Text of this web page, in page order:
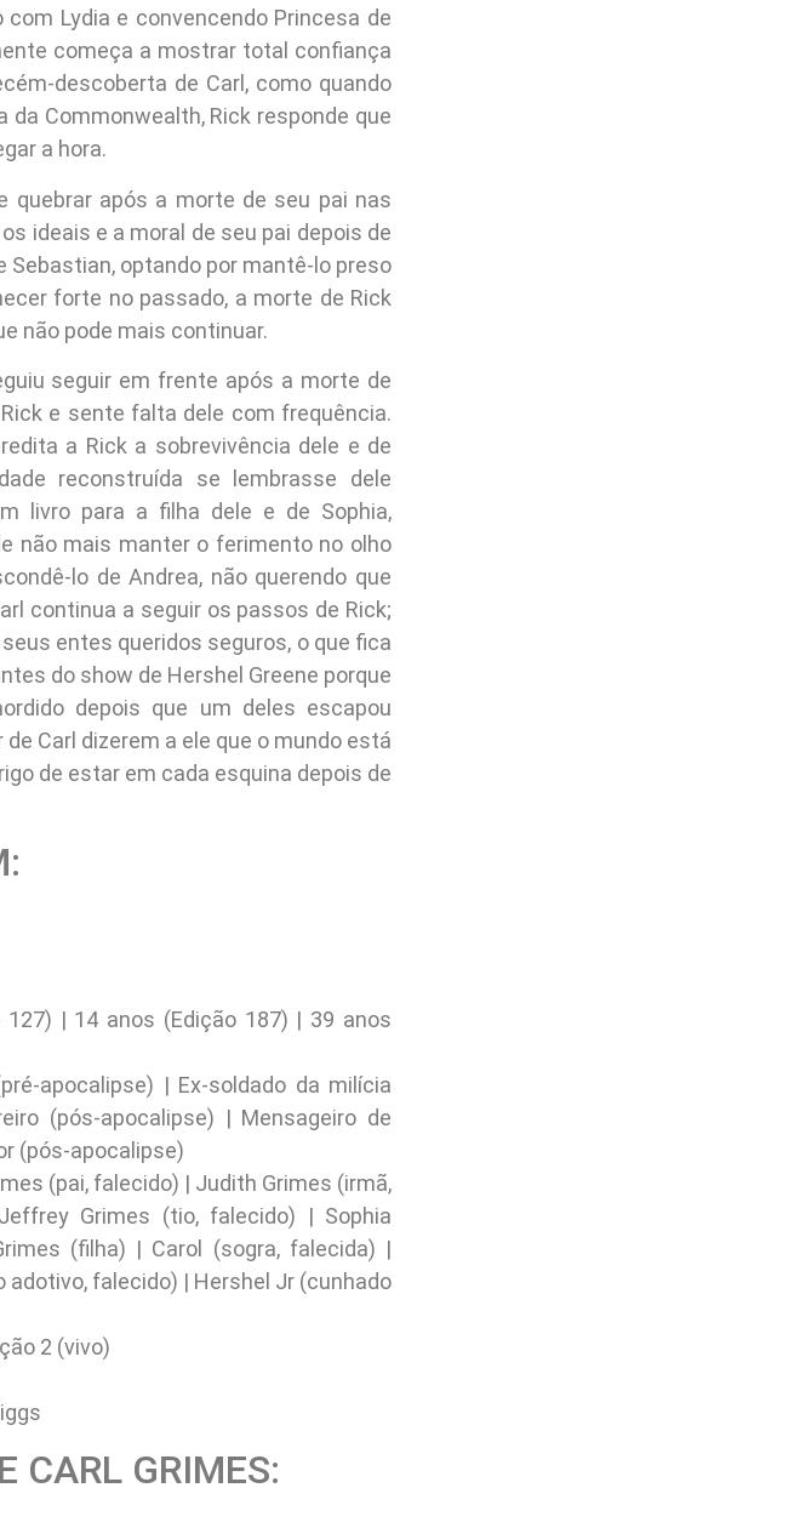
Lydia e convencendo Princesa de
começa a mostrar total confiança
descoberta de Carl, como quando
da Commonwealth, Rick responde que
a hora.
quebrar após a morte de seu pai nas
ideais e a moral de seu pai depois de
Sebastian, optando por mantê-lo preso
forte no passado, a morte de Rick
não pode mais continuar.
seguir em frente após a morte de
e sente falta dele com frequência.
a Rick a sobrevivência dele e de
reconstruída se lembrasse dele
livro para a filha dele e de Sophia,
não mais manter o ferimento no olho
lo de Andrea, não querendo que
continua a seguir os passos de Rick;
entes queridos seguros, o que fica
do show de Hershel Greene porque
depois que um deles escapou
Carl dizerem a ele que o mundo está
de estar em cada esquina depois de
| 14 anos (Edição 187) | 39 anos
apocalipse) | Ex-soldado da milícia
(pós-apocalipse) | Mensageiro de
(pós-apocalipse)
(pai, falecido) | Judith Grimes (irmã,
Grimes (tio, falecido) | Sophia
(filha) | Carol (sogra, falecida) |
adotivo, falecido) | Hershel Jr (cunhado
2 (vivo)
CARL GRIMES: